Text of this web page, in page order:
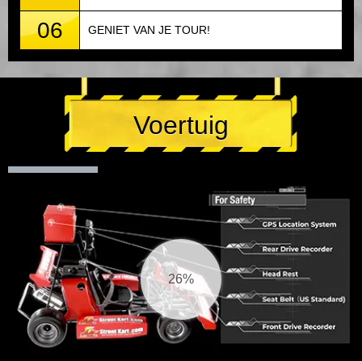
06 GENIET VAN JE TOUR!
Voertuig
27%